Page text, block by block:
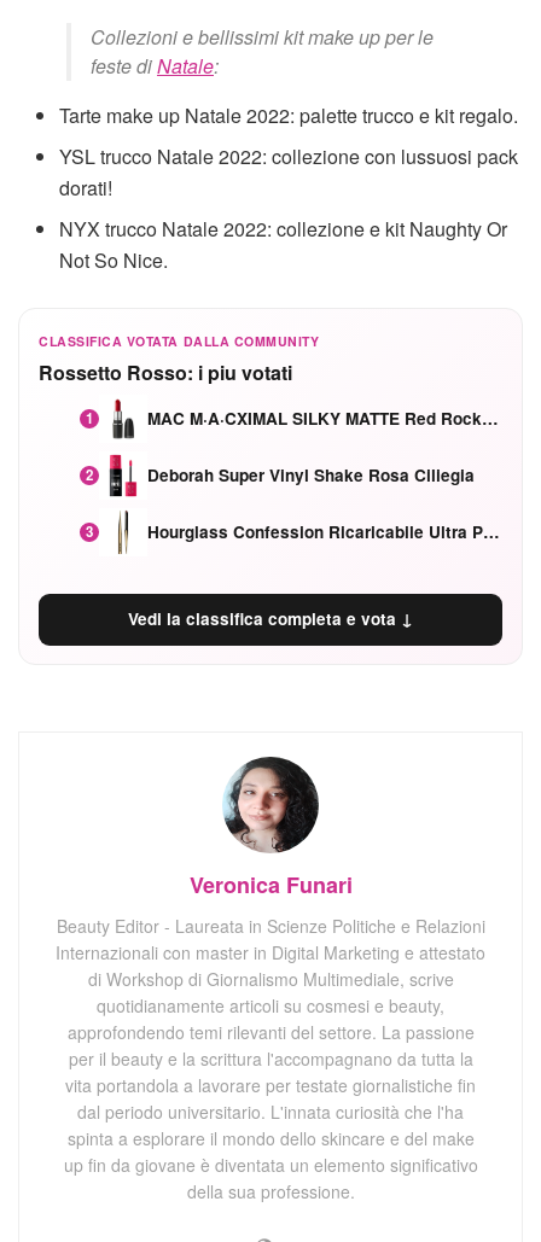
Collezioni e bellissimi kit make up per le
feste diNatale:
Tarte make up Natale 2022: palette trucco e kit regalo.
YSL trucco Natale 2022: collezione con lussuosi pack
dorati!
NYX trucco Natale 2022: collezione e kit Naughty Or
Not So Nice.
CLASSIFICA VOTATA DALLA COMMUNITY
Rossetto Rosso: i piu votati
1 MAC M·A·CXIMAL SILKY MATTE Red Rock mat
2 Deborah Super Vinyl Shake Rosa Ciliegia
3 Hourglass Confession Ricaricabile Ultra Preciso Ad Alta Intensità Secretly Classic Red
Vedi la classifica completa e vota ↓
Veronica Funari
Beauty Editor - Laureata in Scienze Politiche e Relazioni
Internazionali con master in Digital Marketing e attestato
di Workshop di Giornalismo Multimediale, scrive
quotidianamente articoli su cosmesi e beauty,
approfondendo temi rilevanti del settore. La passione
per il beauty e la scrittura l'accompagnano da tutta la
vita portandola a lavorare per testate giornalistiche fin
dal periodo universitario. L'innata curiosità che l'ha
spinta a esplorare il mondo dello skincare e del make
up fin da giovane è diventata un elemento significativo
della sua professione.